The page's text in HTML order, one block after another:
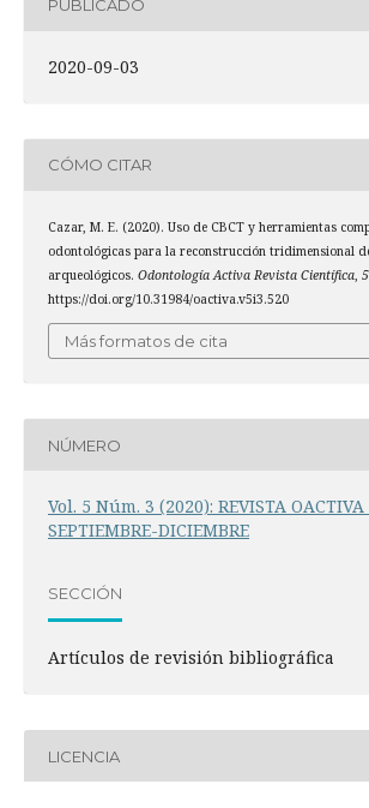
PUBLICADO
2020-09-03
CÓMO CITAR
Cazar, M. E. (2020). Uso de CBCT y herramientas
odontológicas para la reconstrucción tridimensional
arqueológicos. Odontología Activa Revista Científica, 5
https://doi.org/10.31984/oactiva.v5i3.520
Más formatos de cita
NÚMERO
Vol. 5 Núm. 3 (2020): REVISTA OACTIVA
SEPTIEMBRE-DICIEMBRE
SECCIÓN
Artículos de revisión bibliográfica
LICENCIA